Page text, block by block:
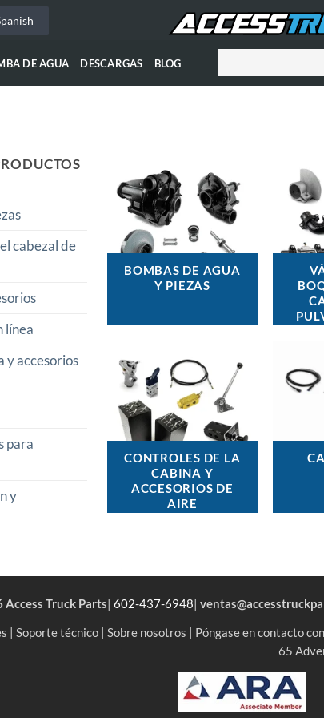
DE AGUA DESCARGAS BLOG
cabezal de
línea
y accesorios
para
y
BOMBAS DE AGUA
Y PIEZAS
CONTROLES DE LA
CABINA Y
ACCESORIOS DE
AIRE
Truck Parts| 602-437-6948|
| Soporte técnico| Sobre nosotros | Póngase en contacto
65